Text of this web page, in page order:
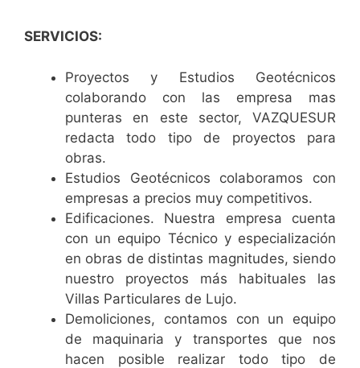
SERVICIOS:
Proyectos y Estudios Geotécnicos
colaborando con las empresa mas
punteras en este sector, VAZQUESUR
redacta todo tipo de proyectos para
obras.
Estudios Geotécnicos colaboramos con
empresas a precios muy competitivos.
Edificaciones. Nuestra empresa cuenta
con un equipo Técnico y especialización
en obras de distintas magnitudes, siendo
nuestro proyectos más habituales las
Villas Particulares de Lujo.
Demoliciones, contamos con un equipo
de maquinaria y transportes que nos
hacen posible realizar todo tipo de